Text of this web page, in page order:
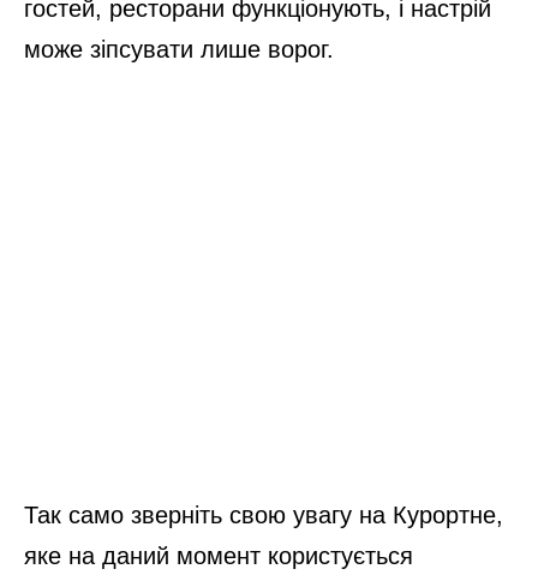
гостей, ресторани функціонують, і настрій
може зіпсувати лише ворог.
Так само зверніть свою увагу на Курортне,
яке на даний момент користується